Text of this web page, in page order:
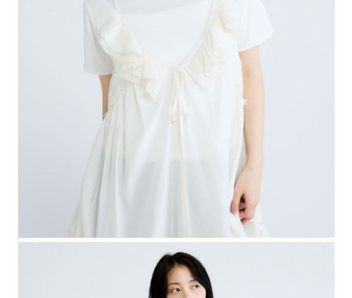
2.基於同意付款使用「大哥付你分期」之契約關係目的，商店將以您的個人
資料（包含姓名、電話或地址）提供予台灣大哥大進項蒐集、處理及利用，
由本公司與您本人進行分期帳單所需資料之確認、核對及更正。
3.完整用戶服務條款，請詳閱以下連結：
https://oppay.tw/userRule
是否繳費成功／繳費後需取消欲退款等相關疑問，請聯繫「AFTEE先享後付
https://netprotections.freshdesk.com/support/home
１．透過由恩沛科技股份有限公司提供之「AFTEE先享後付」服務完成之交
易，需依本服務之必要範圍內提供個人資料，並將交易相關給付款項請求債
權轉讓予恩沛科技股份有限公司。
２．關於個人資料處理事宜，請瀏覽以下網址：
https://aftee.tw/terms/#terms3
３．未成年的使用者請事先徵得法定代理人或監護人之同意方可使用
「AFTEE先享後付」，若未經同意申辦者引起之損失，本公司不負相關責
４．使用「AFTEE先享後付」時，將依據個別帳號之用戶狀況，依本公司即
時審查核予不同之上限額度；若仍有額度不足之情形，本公司將視審查結果
５．嚴禁一人註冊多個帳號或使用他人資訊註冊。若發現惡意使用之情形，
恩沛科技股份有限公司將有權停止該用戶之使用額度並採取法律行動。
每筆NT$80，滿NT$1,500(含以上)免運費
每筆NT$80，滿NT$1,500(含以上)免運費